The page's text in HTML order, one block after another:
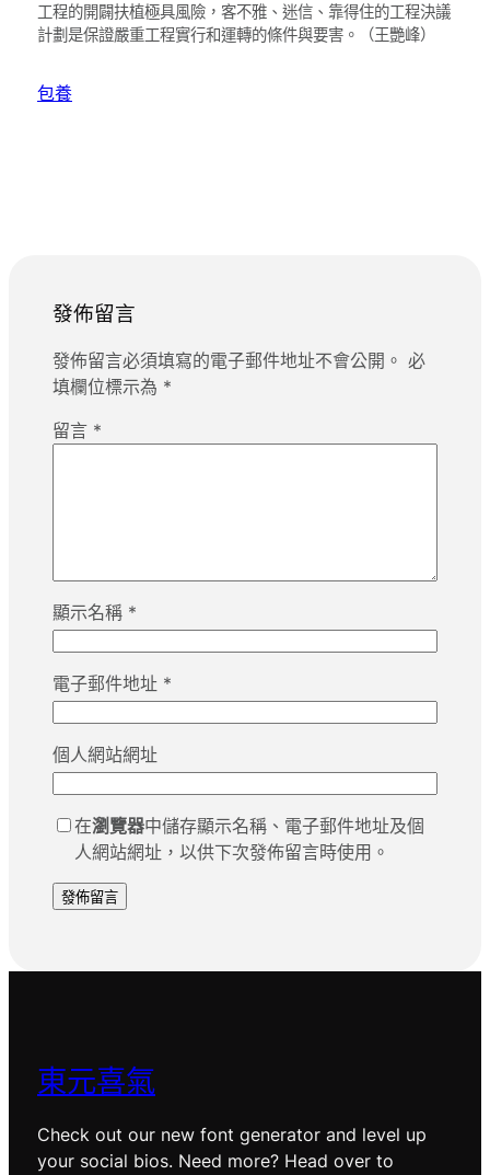
工程的開闢扶植極具風險，客不雅、迷信、靠得住的工程決議
計劃是保證嚴重工程實行和運轉的條件與要害。（王艷峰）
包養
發佈留言
發佈留言必須填寫的電子郵件地址不會公開。 必
填欄位標示為 *
留言 *
顯示名稱 *
電子郵件地址 *
個人網站網址
在瀏覽器中儲存顯示名稱、電子郵件地址及個
人網站網址，以供下次發佈留言時使用。
東元喜氣
Check out our new font generator and level up
your social bios. Need more? Head over to